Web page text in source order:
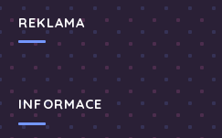
REKLAMA
INFORMACE